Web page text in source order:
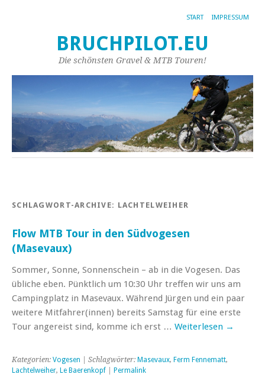
START IMPRESSUM
BRUCHPILOT.EU
Die schönsten Gravel & MTB Touren!
SCHLAGWORT-ARCHIVE: LACHTELWEIHER
Flow MTB Tour in den Südvogesen
(Masevaux)
Sommer, Sonne, Sonnenschein – ab in die Vogesen. Das
übliche eben. Pünktlich um 10:30 Uhr treffen wir uns am
Campingplatz in Masevaux. Während Jürgen und ein paar
weitere Mitfahrer(innen) bereits Samstag für eine erste
Tour angereist sind, komme ich erst … Weiterlesen →
Kategorien: Vogesen | Schlagwörter: Masevaux, Ferm Fennematt,
Lachtelweiher, Le Baerenkopf Permalink